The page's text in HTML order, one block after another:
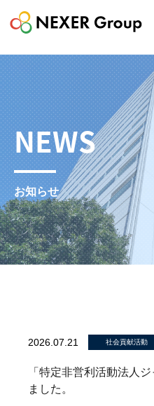
NEWS
お知らせ
2026.07.21 社会貢献活動
「特定非営利活動法人
ました。